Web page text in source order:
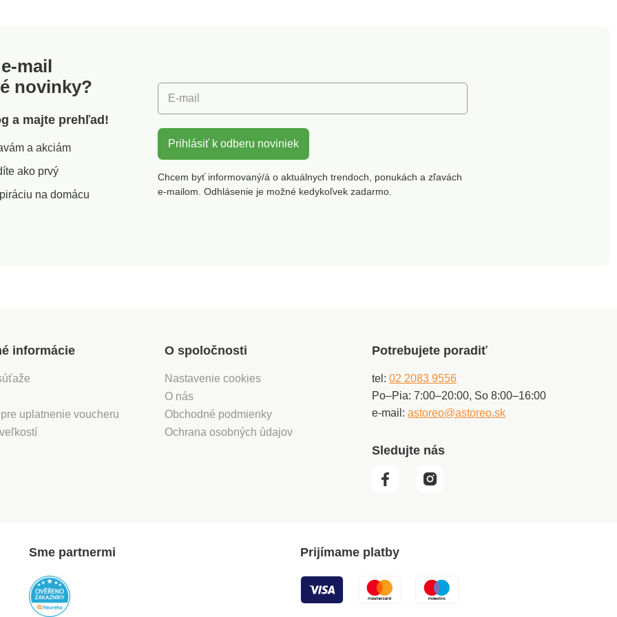
2-3
-
fáza
byť aj
mail
novinky?
a majte prehľad!
a akciám
ako prvý
na domácu
E-mail
Prihlásiť k odberu noviniek
Chcem byť informovaný/á o aktuálnych trendoch, ponukách a zľavách
e-mailom. Odhlásenie je možné kedykoľvek zadarmo.
informácie
uplatnenie voucheru
O spoločnosti
Nastavenie cookies
O nás
Obchodné podmienky
Ochrana osobných údajov
Potrebujete poradiť
tel: 02 2083 9556
Po–Pia: 7:00–20:00, So 8:00–16:00
e-mail: astoreo@astoreo.sk
Sledujte nás
Sme partnermi Prijímame platby